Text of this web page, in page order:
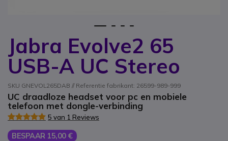
Jabra Evolve2 65
USB-A UC Stereo
SKU GNEVOL265DAB // Referentie fabrikant: 26599-989-999
UC draadloze headset voor pc en mobiele
telefoon met dongle-verbinding
5 van 1 Reviews
BESPAAR 15,00 €
Ga naar het begin van de afbeeldingen-gallerij